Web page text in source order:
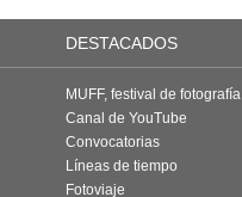
DESTACADOS
MUFF, festival de fotografía
Canal de YouTube
Convocatorias
Líneas de tiempo
Fotoviaje